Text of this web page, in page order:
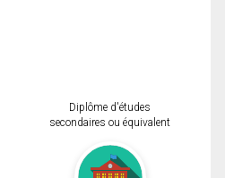
Diplôme d'études
secondaires ou équivalent